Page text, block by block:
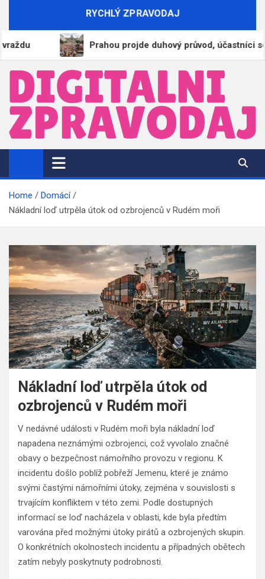
RYCHLÝ ZPRAVODAJ
Prahou projde duhový průvod, účastníci se
DigitalniZpravodaj.cz
Zpravodajství | Informace | Tiskové zprávy
Home
Domácí
Nákladní loď utrpěla útok od ozbrojenců v Rudém moři
Nákladní loď utrpěla útok od
ozbrojenců v Rudém moři
V nedávné události v Rudém moři byla nákladní loď
napadena neznámými ozbrojenci, což vyvolalo značné
obavy o bezpečnost námořního provozu v regionu. K
incidentu došlo poblíž pobřeží Jemenu, které je známo
svými častými námořními útoky, zejména v souvislosti s
trvajícím konfliktem v této zemi. Podle dostupných
informací se loď nacházela v oblasti, kde byla předtím
varována před možnými útoky pirátů a ozbrojených skupin.
O konkrétních okolnostech incidentu a případných obětech
zatím nebyly poskytnuty podrobnosti.